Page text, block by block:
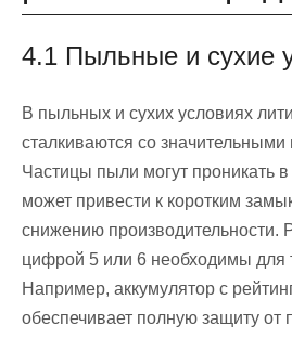
4.1 Пыльные и сухие
В пыльных и сухих условиях
сталкиваются со
Частицы пыли могут проникать в
может привести к коротким
снижению производительности.
цифрой 5 или 6 необходимы для
Например, аккумулятор с
обеспечивает полную защиту от